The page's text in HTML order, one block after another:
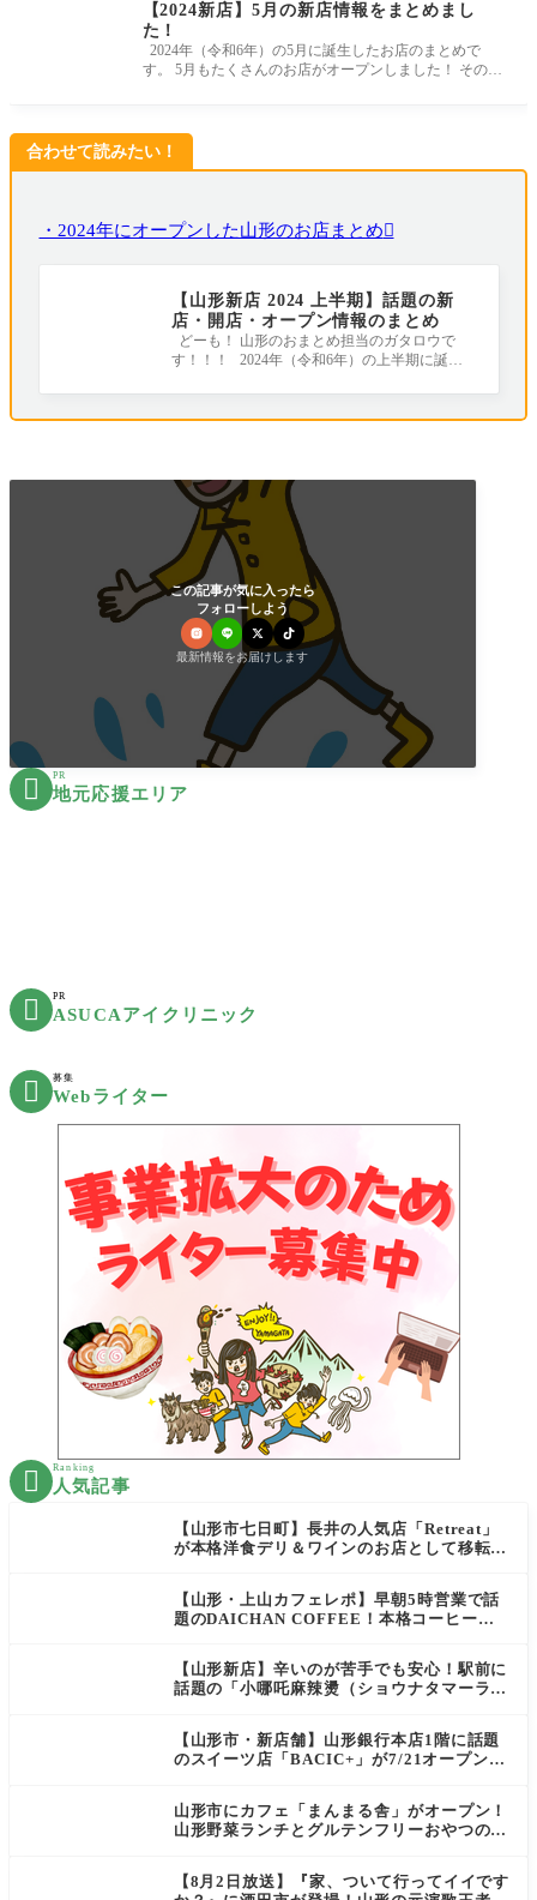
【2024新店】5月の新店情報をまとめまし
た！
2024年（令和6年）の5月に誕生したお店のまとめで
す。 5月もたくさんのお店がオープンしました！ その他
合わせて読みたい！
・2024年にオープンした山形のお店まとめ
【山形新店 2024 上半期】話題の新
店・開店・オープン情報のまとめ
どーも！ 山形のおまとめ担当のガタロウで
す！！！ 2024年（令和6年）の上半期に誕生
この記事が気に入ったら
フォローしよう
最新情報をお届けします
 PR
地元応援エリア
 PR
ASUCAアイクリニック
 募集
Webライター
 Ranking
人気記事
【山形市七日町】長井の人気店「Retreat」
が本格洋食デリ＆ワインのお店として移転オ
【山形・上山カフェレポ】早朝5時営業で話
題のDAICHAN COFFEE！本格コーヒーを
【山形新店】辛いのが苦手でも安心！駅前に
話題の「小哪吒麻辣燙（ショウナタマーラー
【山形市・新店舗】山形銀行本店1階に話題
のスイーツ店「BACIC+」が7/21オープン！
山形市にカフェ「まんまる舎」がオープン！
山形野菜ランチとグルテンフリーおやつの新
【8月2日放送】『家、ついて行ってイイです